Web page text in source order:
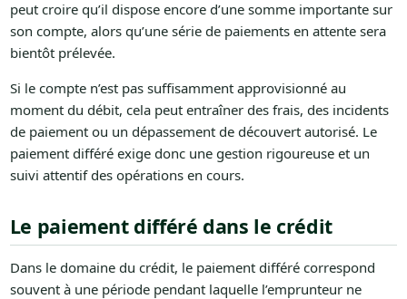
peut croire qu’il dispose encore d’une somme importante sur
son compte, alors qu’une série de paiements en attente sera
bientôt prélevée.
Si le compte n’est pas suffisamment approvisionné au
moment du débit, cela peut entraîner des frais, des incidents
de paiement ou un dépassement de découvert autorisé. Le
paiement différé exige donc une gestion rigoureuse et un
suivi attentif des opérations en cours.
Le paiement différé dans le crédit
Dans le domaine du crédit, le paiement différé correspond
souvent à une période pendant laquelle l’emprunteur ne